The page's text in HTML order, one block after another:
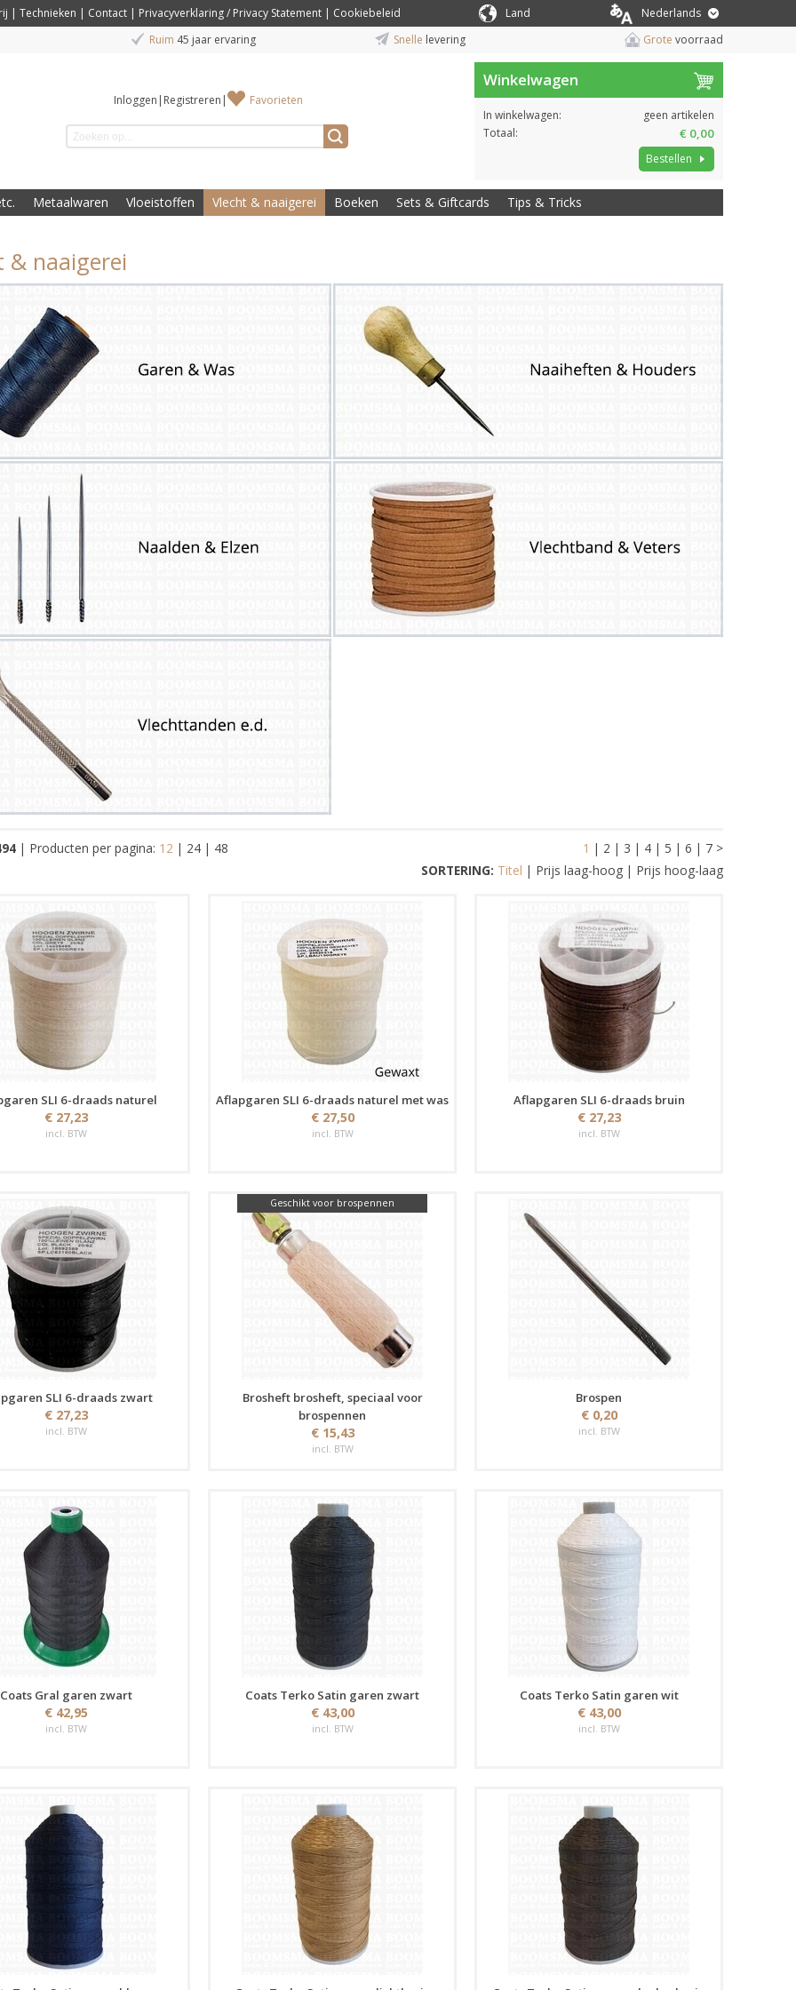
| Technieken | Contact | Privacyverklaring / Privacy Statement | Cookiebeleid Land
Nederlands
Ruim 45 jaar ervaring Snelle levering Grote voorraad
Inloggen | Registreren | Favorieten
Winkelwagen
In winkelwagen:
geen artikelen
Totaal:
€ 0,00
Bestellen
Metaalwaren Vloeistoffen Vlecht & naaigerei Boeken Sets & Giftcards Tips & Tricks
& naaigerei
| Producten per pagina: 12 | 24 | 48 1 | 2 | 3 | 4 | 5 | 6 | 7 >
SORTERING: Titel | Prijs laag-hoog | Prijs hoog-laag
SLI 6-draads naturel
€ 27,23
incl. BTW
Aflapgaren SLI 6-draads naturel met was
€ 27,50
incl. BTW
Aflapgaren SLI 6-draads bruin
€ 27,23
incl. BTW
SLI 6-draads zwart
€ 27,23
incl. BTW
Brosheft brosheft, speciaal voor
brospennen
€ 15,43
incl. BTW
Geschikt voor brospennen
Brospen
€ 0,20
incl. BTW
Coats Gral garen zwart
€ 42,95
incl. BTW
Coats Terko Satin garen zwart
€ 43,00
incl. BTW
Coats Terko Satin garen wit
€ 43,00
incl. BTW